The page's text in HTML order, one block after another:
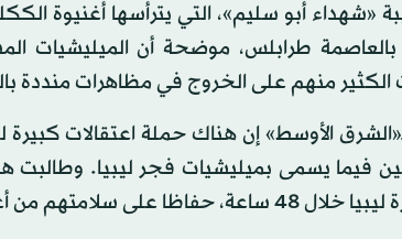
«شهداء أبو سليم»، التي يترأسها أغنيوة
طرابلس، موضحة أن الميليشيات
منهم على الخروج في مظاهرات منددة
الأوسط» إن هناك حملة اعتقالات كبيرة
فيما يسمى بميليشيات فجر ليبيا.
سلامتهم من أعمال انتقامية.